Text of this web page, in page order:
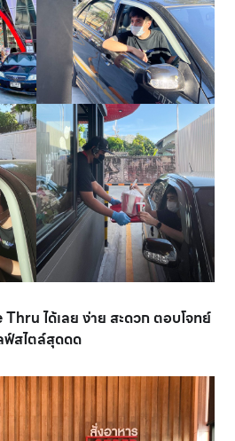
ได้เลย ง่าย สะดวก ตอบโจทย์
ฟ์สไตล์สุดดด